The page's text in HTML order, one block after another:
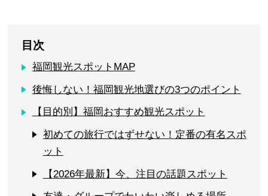
目次
福岡観光スポットMAP
後悔しない！福岡観光地選びの3つのポイント
【目的別】福岡おすすめ観光スポット
初めての旅行ではずせない！定番の有名スポ
ット
【2026年最新】今、注目の話題スポット